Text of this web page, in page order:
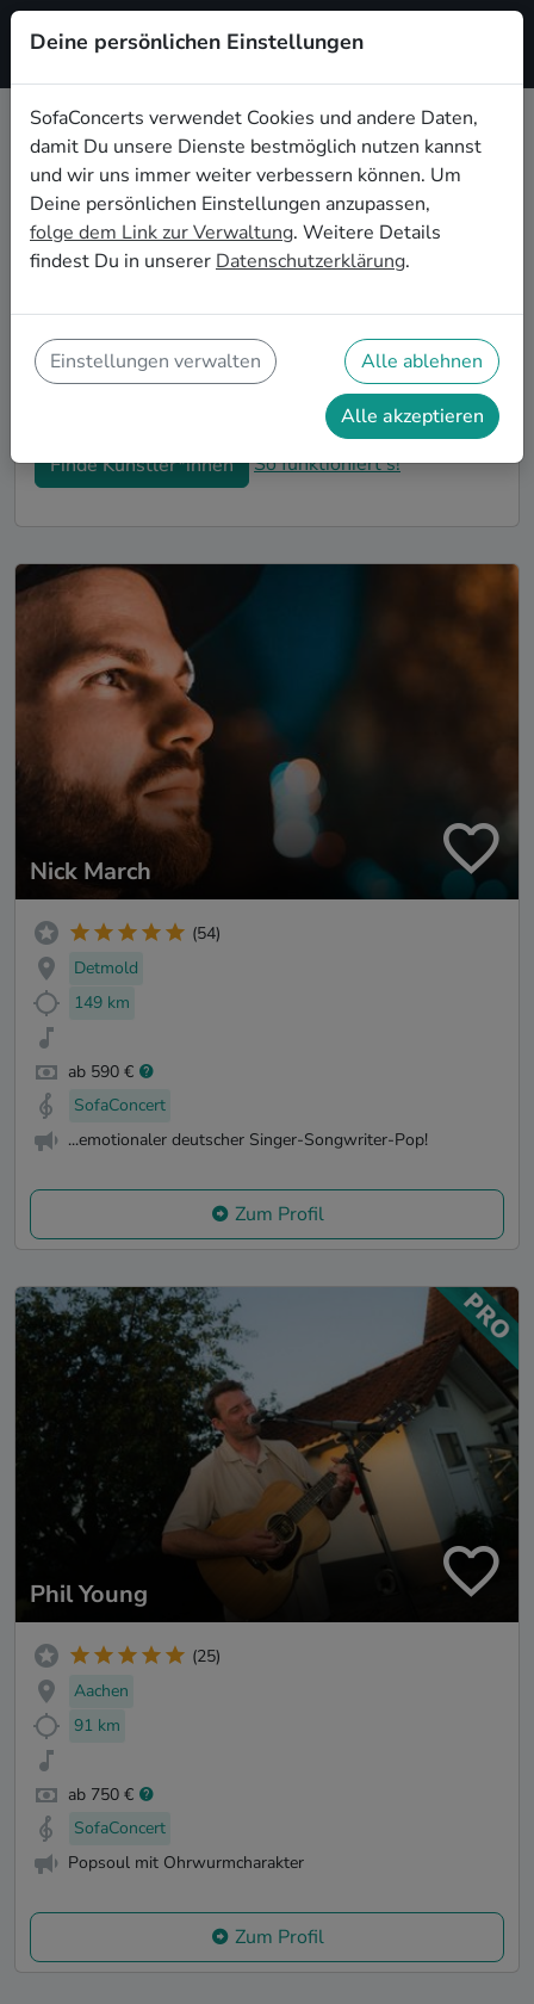
Registrieren
Dein Rock Wohnzimmerkonzert in
Mülheim an der Ruhr
Buche Rock Bands und Musiker*innen für Dein
Wohnzimmerkonzert in Mülheim an der Ruhr! Unsere
privaten Bühne. Auf SofaConcerts findest Du
professionelle Rock Live-Acts, die genau zu Deinen
Vorstellungen und Deinem Wohnzimmerkonzert
Finde Künstler*innen So funktioniert's!
Nick March
(54)
Detmold
149 km
ab 590 €
SofaConcert
...emotionaler deutscher Singer-Songwriter-Pop!
Zum Profil
Phil Young
(25)
Aachen
91 km
ab 750 €
SofaConcert
Popsoul mit Ohrwurmcharakter
Zum Profil
Deine persönlichen Einstellungen
SofaConcerts verwendet Cookies und andere Daten,
damit Du unsere Dienste bestmöglich nutzen kannst
und wir uns immer weiter verbessern können. Um
Deine persönlichen Einstellungen anzupassen,
folge dem Link zur Verwaltung. Weitere Details
findest Du in unserer Datenschutzerklärung.
Einstellungen verwalten Alle ablehnen
Alle akzeptieren